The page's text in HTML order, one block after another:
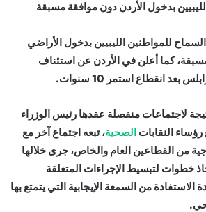
لليبيين بدخول الأردن دون موافقة مسبقة
السماح للمواطنين الليبيين بدخول الأراضي
كما أعلن في الأردن عن استئناف
انقطاع استمر 10 سنوات.
لاجتماعات منفصلة عقدها رئيس الوزراء
النقابات الصحية، تبعه اجتماع آخر مع
من القطاعين العام والخاص، جرى خلالها
خطوات لتبسيط الإجراءات المتعلقة
الاستفادة من السمعة الإيجابية التي يتمتع بها